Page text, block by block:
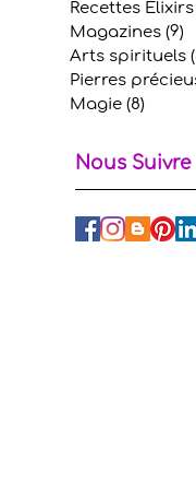
Recettes Élixirs
Magazines (9)
Arts spirituels
Pierres
Magie (8)
Nous Suivre